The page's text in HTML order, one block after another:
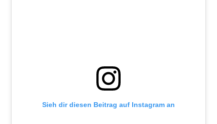
Sieh dir diesen Beitrag auf Instagram an